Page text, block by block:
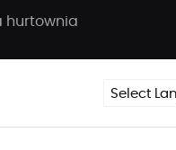
hurtownia
Select